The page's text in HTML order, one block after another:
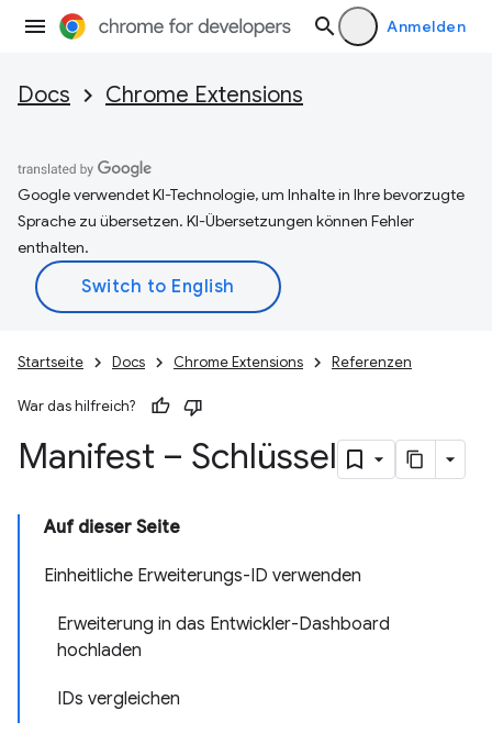
Anmelden
Docs Chrome Extensions
Google verwendet KI-Technologie, um Inhalte in Ihre bevorzugte
Sprache zu übersetzen. KI-Übersetzungen können Fehler
enthalten.
Startseite Docs Chrome Extensions Referenzen
War das hilfreich?
Manifest – Schlüssel
Auf dieser Seite
Einheitliche Erweiterungs-ID verwenden
Erweiterung in das Entwickler-Dashboard
hochladen
IDs vergleichen